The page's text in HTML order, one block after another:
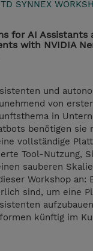
TD SYNNEX
for AI Assistants
with NVIDIA
und
von
in
benötigen sie
vollständige
Tool-Nutzung,
sauberen
Workshop an:
sind, um eine
künftig im